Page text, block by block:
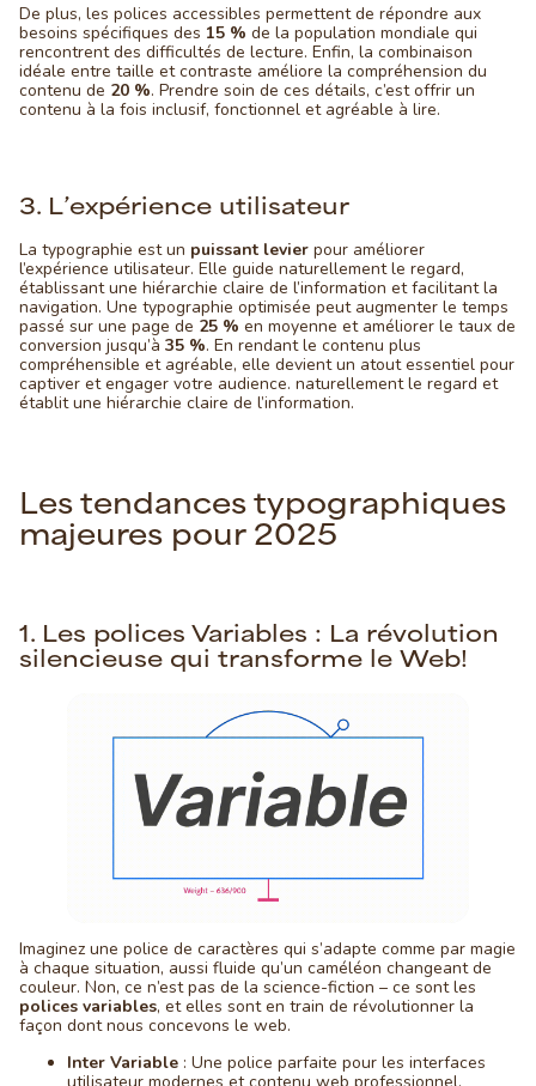
De plus, les polices accessibles permettent de répondre aux
besoins spécifiques des 15 % de la population mondiale qui
rencontrent des difficultés de lecture. Enfin, la combinaison
idéale entre taille et contraste améliore la compréhension du
contenu de 20 %. Prendre soin de ces détails, c’est offrir un
contenu à la fois inclusif, fonctionnel et agréable à lire.
3. L’expérience utilisateur
La typographie est un puissant levier pour améliorer
l’expérience utilisateur. Elle guide naturellement le regard,
établissant une hiérarchie claire de l’information et facilitant la
navigation. Une typographie optimisée peut augmenter le temps
passé sur une page de 25 % en moyenne et améliorer le taux de
conversion jusqu’à 35 %. En rendant le contenu plus
compréhensible et agréable, elle devient un atout essentiel pour
captiver et engager votre audience. naturellement le regard et
établit une hiérarchie claire de l’information.
Les tendances typographiques
majeures pour 2025
1. Les polices Variables : La révolution
silencieuse qui transforme le Web!
Imaginez une police de caractères qui s’adapte comme par magie
à chaque situation, aussi fluide qu’un caméléon changeant de
couleur. Non, ce n’est pas de la science-fiction – ce sont les
polices variables, et elles sont en train de révolutionner la
façon dont nous concevons le web.
Inter Variable : Une police parfaite pour les interfaces